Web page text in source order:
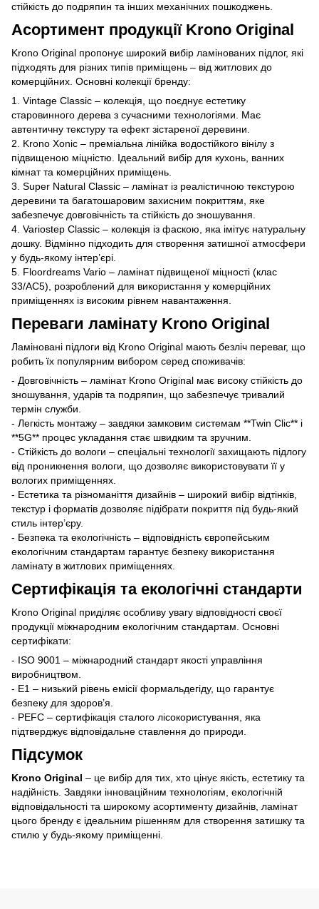
стійкість до подряпин та інших механічних пошкоджень.
Асортимент продукції Krono Original
Krono Original пропонує широкий вибір ламінованих підлог, які
підходять для різних типів приміщень – від житлових до
комерційних. Основні колекції бренду:
1. Vintage Classic – колекція, що поєднує естетику
старовинного дерева з сучасними технологіями. Має
автентичну текстуру та ефект зістареної деревини.
2. Krono Xonic – преміальна лінійка водостійкого вінілу з
підвищеною міцністю. Ідеальний вибір для кухонь, ванних
кімнат та комерційних приміщень.
3. Super Natural Classic – ламінат із реалістичною текстурою
деревини та багатошаровим захисним покриттям, яке
забезпечує довговічність та стійкість до зношування.
4. Variostep Classic – колекція із фаскою, яка імітує натуральну
дошку. Відмінно підходить для створення затишної атмосфери
у будь-якому інтер’єрі.
5. Floordreams Vario – ламінат підвищеної міцності (клас
33/AC5), розроблений для використання у комерційних
приміщеннях із високим рівнем навантаження.
Переваги ламінату Krono Original
Ламіновані підлоги від Krono Original мають безліч переваг, що
робить їх популярним вибором серед споживачів:
- Довговічність – ламінат Krono Original має високу стійкість до
зношування, ударів та подряпин, що забезпечує тривалий
термін служби.
- Легкість монтажу – завдяки замковим системам **Twin Clic** і
**5G** процес укладання стає швидким та зручним.
- Стійкість до вологи – спеціальні технології захищають підлогу
від проникнення вологи, що дозволяє використовувати її у
вологих приміщеннях.
- Естетика та різноманіття дизайнів – широкий вибір відтінків,
текстур і форматів дозволяє підібрати покриття під будь-який
стиль інтер’єру.
- Безпека та екологічність – відповідність європейським
екологічним стандартам гарантує безпеку використання
ламінату в житлових приміщеннях.
Сертифікація та екологічні стандарти
Krono Original приділяє особливу увагу відповідності своєї
продукції міжнародним екологічним стандартам. Основні
сертифікати:
- ISO 9001 – міжнародний стандарт якості управління
виробництвом.
- E1 – низький рівень емісії формальдегіду, що гарантує
безпеку для здоров’я.
- PEFC – сертифікація сталого лісокористування, яка
підтверджує відповідальне ставлення до природи.
Підсумок
Krono Original – це вибір для тих, хто цінує якість, естетику та
надійність. Завдяки інноваційним технологіям, екологічній
відповідальності та широкому асортименту дизайнів, ламінат
цього бренду є ідеальним рішенням для створення затишку та
стилю у будь-якому приміщенні.